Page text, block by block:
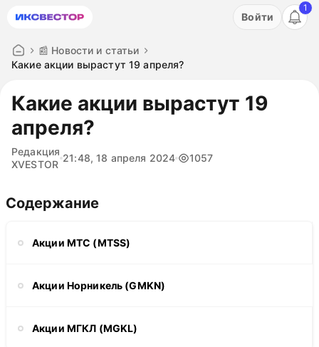
Акция: бесплатный пробный период на 3 дня!
Войти
1
📰 Новости и статьи
Какие акции вырастут 19 апреля?
Какие акции вырастут 19
апреля?
Редакция
XVESTOR
21:48, 18 апреля 2024 1057
Содержание
Акции МТС (MTSS)
Акции Норникель (GMKN)
Акции МГКЛ (MGKL)